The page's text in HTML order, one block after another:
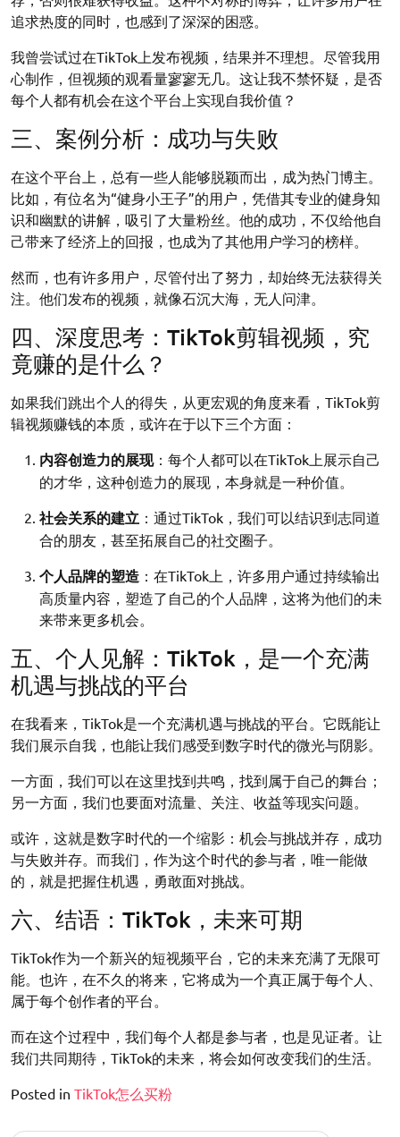
追求热度的同时，也感到了深深的困惑。
我曾尝试过在TikTok上发布视频，结果并不理想。尽管我用
心制作，但视频的观看量寥寥无几。这让我不禁怀疑，是否
每个人都有机会在这个平台上实现自我价值？
三、案例分析：成功与失败
在这个平台上，总有一些人能够脱颖而出，成为热门博主。
比如，有位名为“健身小王子”的用户，凭借其专业的健身知
识和幽默的讲解，吸引了大量粉丝。他的成功，不仅给他自
己带来了经济上的回报，也成为了其他用户学习的榜样。
然而，也有许多用户，尽管付出了努力，却始终无法获得关
注。他们发布的视频，就像石沉大海，无人问津。
四、深度思考：TikTok剪辑视频，究
竟赚的是什么？
如果我们跳出个人的得失，从更宏观的角度来看，TikTok剪
辑视频赚钱的本质，或许在于以下三个方面：
内容创造力的展现：每个人都可以在TikTok上展示自己
的才华，这种创造力的展现，本身就是一种价值。
社会关系的建立 ：通过TikTok，我们可以结识到志同道
合的朋友，甚至拓展自己的社交圈子。
个人品牌的塑造 ：在TikTok上，许多用户通过持续输出
高质量内容，塑造了自己的个人品牌，这将为他们的未
来带来更多机会。
五、个人见解：TikTok，是一个充满
机遇与挑战的平台
在我看来，TikTok是一个充满机遇与挑战的平台。它既能让
我们展示自我，也能让我们感受到数字时代的微光与阴影。
一方面，我们可以在这里找到共鸣，找到属于自己的舞台；
另一方面，我们也要面对流量、关注、收益等现实问题。
或许，这就是数字时代的一个缩影：机会与挑战并存，成功
与失败并存。而我们，作为这个时代的参与者，唯一能做
的，就是把握住机遇，勇敢面对挑战。
六、结语：TikTok，未来可期
TikTok作为一个新兴的短视频平台，它的未来充满了无限可
能。也许，在不久的将来，它将成为一个真正属于每个人、
属于每个创作者的平台。
而在这个过程中，我们每个人都是参与者，也是见证者。让
我们共同期待，TikTok的未来，将会如何改变我们的生活。
Posted in TikTok怎么买粉